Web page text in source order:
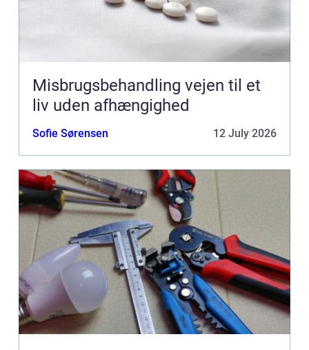
Misbrugsbehandling vejen til et
liv uden afhængighed
Sofie Sørensen 12 July 2026